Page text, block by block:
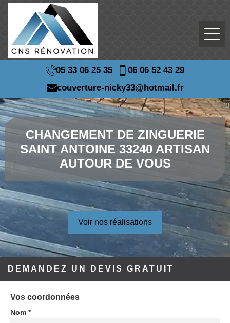
05 33 06 25 35
06 06 52 43 29
couverture-nicky33@hotmail.fr
CHANGEMENT DE ZINGUERIE
SAINT ANTOINE 33240 ARTISAN
AUTOUR DE VOUS
Voir nos réalisations
DEMANDEZ UN DEVIS GRATUIT
Vos coordonnées
Nom *